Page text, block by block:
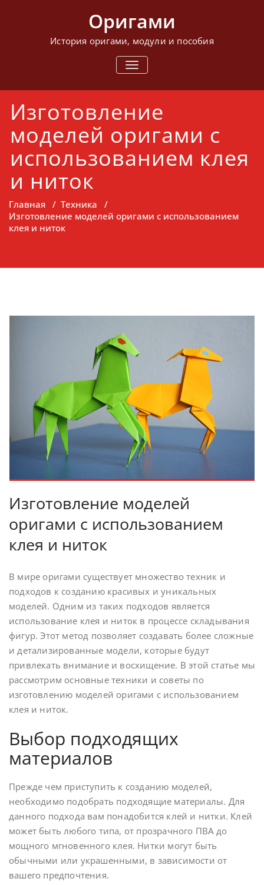
Оригами
История оригами, модули и пособия
ПОКАЗАТЬ/
СКРЫТЬ
Изготовление
моделей оригами с
использованием клея
и ниток
Главная / Техника /
Изготовление моделей оригами с использованием
клея и ниток
Изготовление моделей
оригами с использованием
клея и ниток
В мире оригами существует множество техник и
подходов к созданию красивых и уникальных
моделей. Одним из таких подходов является
использование клея и ниток в процессе складывания
фигур. Этот метод позволяет создавать более сложные
и детализированные модели, которые будут
привлекать внимание и восхищение. В этой статье мы
рассмотрим основные техники и советы по
изготовлению моделей оригами с использованием
клея и ниток.
Выбор подходящих
материалов
Прежде чем приступить к созданию моделей,
необходимо подобрать подходящие материалы. Для
данного подхода вам понадобится клей и нитки. Клей
может быть любого типа, от прозрачного ПВА до
мощного мгновенного клея. Нитки могут быть
обычными или украшенными, в зависимости от
вашего предпочтения.